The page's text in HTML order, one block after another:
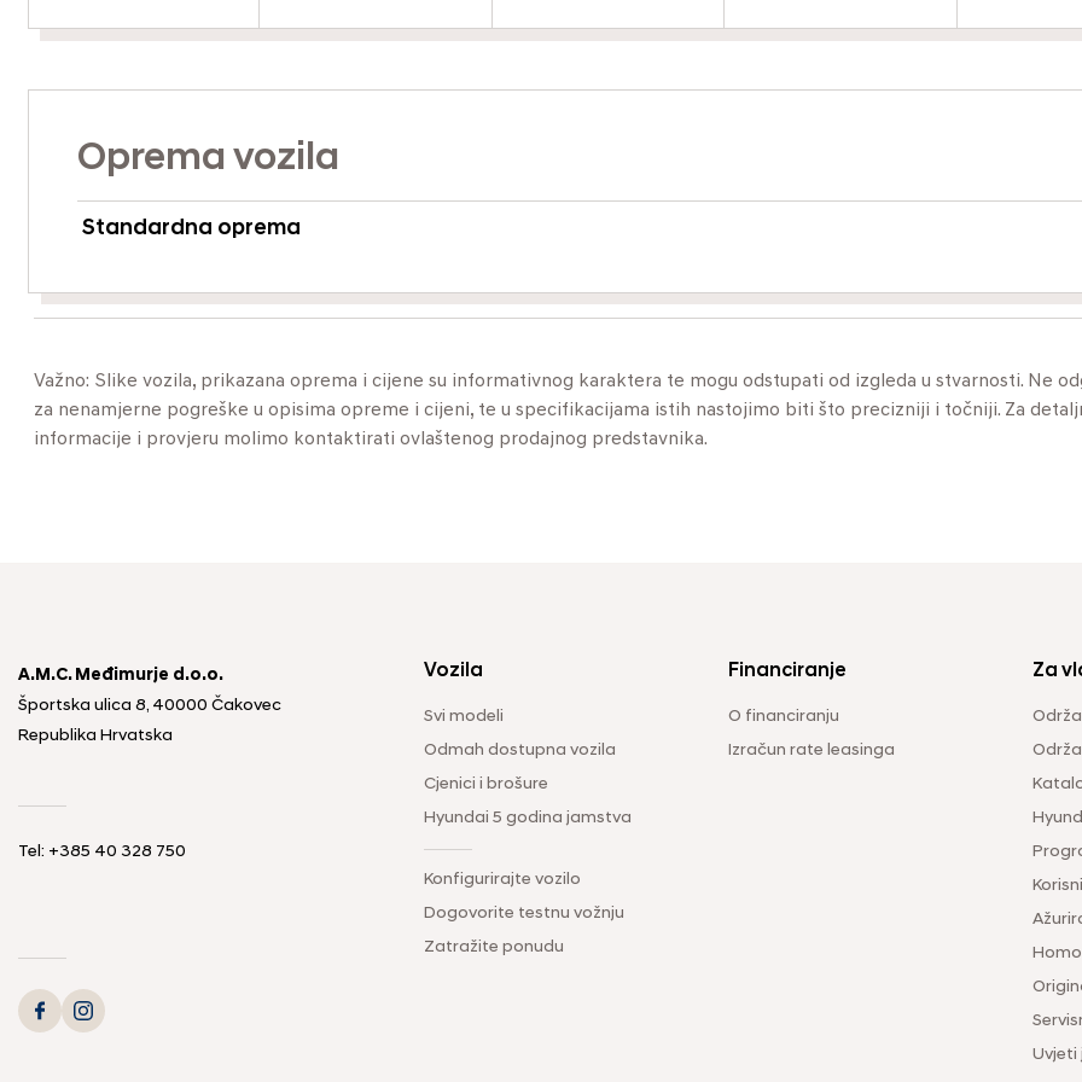
Oprema vozila
Standardna oprema
Važno: Slike vozila, prikazana oprema i cijene su informativnog karaktera te mogu odstupati od izgleda u stvarnosti. Ne
za nenamjerne pogreške u opisima opreme i cijeni, te u specifikacijama istih nastojimo biti što precizniji i točniji. Za
informacije i provjeru molimo kontaktirati ovlaštenog prodajnog predstavnika.
A.M.C. Međimurje d.o.o.
Športska ulica 8, 40000 Čakovec
Republika Hrvatska
Tel: +385 40 328 750
Vozila
Svi modeli
Odmah dostupna vozila
Cjenici i brošure
Hyundai 5 godina jamstva
Konfigurirajte vozilo
Dogovorite testnu vožnju
Zatražite ponudu
Financiranje
O financiranju
Izračun rate leasinga
Za
Uvjeti